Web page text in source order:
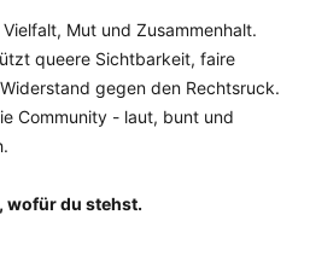
Mut und Zusammenhalt.
queere Sichtbarkeit, faire
gegen den Rechtsruck.
Community - laut, bunt und
wofür du stehst.